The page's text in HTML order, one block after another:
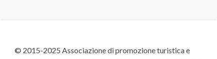
© 2015-2025 Associazione di promozione turistica e